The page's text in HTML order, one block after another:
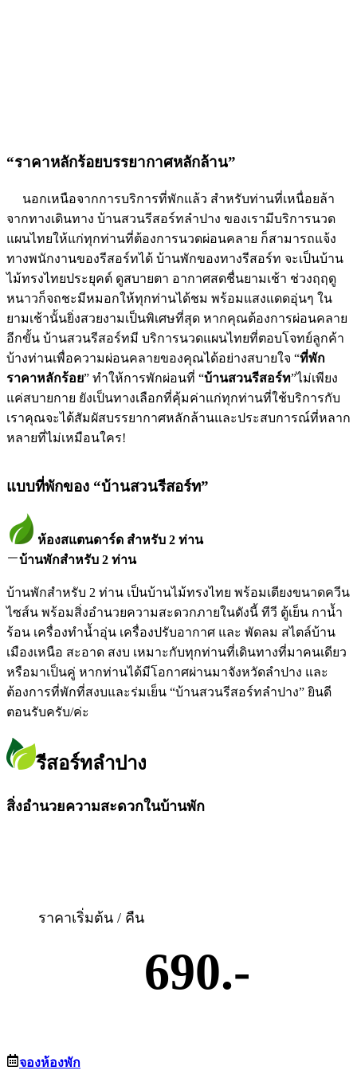
“ราคาหลักร้อยบรรยากาศหลักล้าน”
นอกเหนือจากการบริการที่พักแล้ว สำหรับท่านที่เหนื่อยล้า
จากทางเดินทาง บ้านสวนรีสอร์ทลำปาง ของเรามีบริการนวด
แผนไทยให้แก่ทุกท่านที่ต้องการนวดผ่อนคลาย ก็สามารถแจ้ง
ทางพนักงานของรีสอร์ทได้ บ้านพักของทางรีสอร์ท จะเป็นบ้าน
ไม้ทรงไทยประยุคต์ ดูสบายตา อากาศสดชื่นยามเช้า ช่วงฤฤดู
หนาวก็จถชะมีหมอกให้ทุกท่านได้ชม พร้อมแสงแดดอุ่นๆ ใน
ยามเช้านั้นยิ่งสวยงามเป็นพิเศษที่สุด หากคุณต้องการผ่อนคลาย
อีกขั้น บ้านสวนรีสอร์ทมี บริการนวดแผนไทยที่ตอบโจทย์ลูกค้า
บ้างท่านเพื่อความผ่อนคลายของคุณได้อย่างสบายใจ “ที่พัก
ราคาหลักร้อย” ทำให้การพักผ่อนที่ “บ้านสวนรีสอร์ท”ไม่เพียง
แค่สบายกาย ยังเป็นทางเลือกที่คุ้มค่าแก่ทุกท่านที่ใช้บริการกับ
เราคุณจะได้สัมผัสบรรยากาศหลักล้านและประสบการณ์ที่หลาก
หลายที่ไม่เหมือนใคร!
แบบที่พักของ “บ้านสวนรีสอร์ท”
ห้องสแตนดาร์ด สำหรับ 2 ท่าน
บ้านพักสำหรับ 2 ท่าน
บ้านพักสำหรับ 2 ท่าน เป็นบ้านไม้ทรงไทย พร้อมเตียงขนาดควีน
ไซส์น พร้อมสิ่งอำนวยความสะดวกภายในดังนี้ ทีวี ตู้เย็น กาน้ำ
ร้อน เครื่องทำน้ำอุ่น เครื่องปรับอากาศ และ พัดลม สไตล์บ้าน
เมืองเหนือ สะอาด สงบ เหมาะกับทุกท่านที่เดินทางที่มาคนเดียว
หรือมาเป็นคู่ หากท่านได้มีโอกาศผ่านมาจังหวัดลำปาง และ
ต้องการที่พักที่สงบและร่มเย็น “บ้านสวนรีสอร์ทลำปาง” ยินดี
ตอนรับครับ/ค่ะ
รีสอร์ทลำปาง
สิ่งอำนวยความสะดวกในบ้านพัก
ราคาเริ่มต้น / คืน
690.-
จองห้องพัก